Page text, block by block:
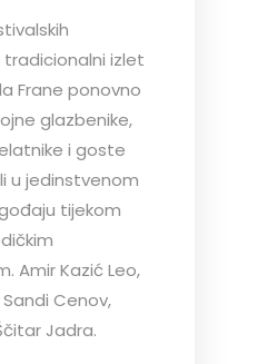
izlet
Frane ponovno
glazbenike,
i goste
u jedinstvenom
tijekom
Amir Kazić Leo,
Cenov,
Jadra.